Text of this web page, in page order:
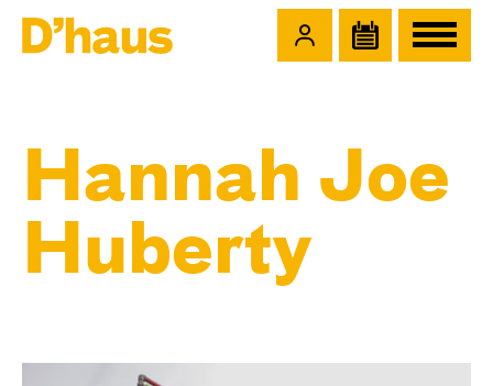
Hannah Joe
Huberty